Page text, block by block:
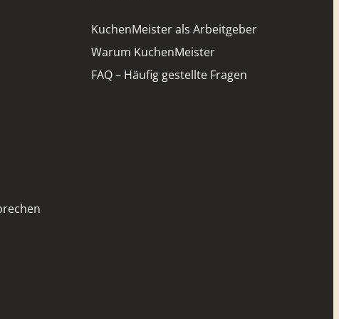
KuchenMeister als Arbeitgeber
Warum KuchenMeister
FAQ – Häufig gestellte Fragen